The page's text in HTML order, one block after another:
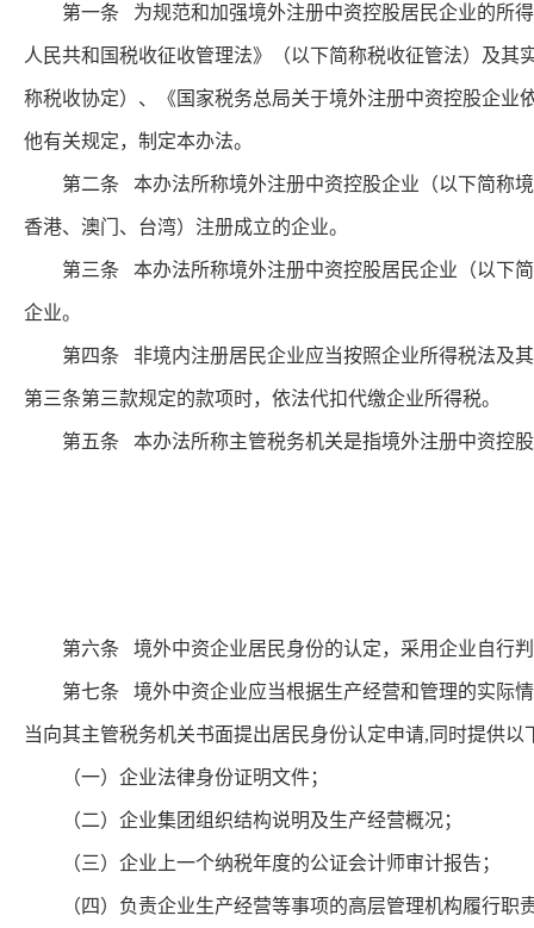
第一条 为规范和加强境外注册中资控股居民企业的所得
人民共和国税收征收管理法》（以下简称税收征管法）及
称税收协定）、《国家税务总局关于境外注册中资控股企业
他有关规定，制定本办法。
第二条 本办法所称境外注册中资控股企业（以下简称境
香港、澳门、台湾）注册成立的企业。
第三条 本办法所称境外注册中资控股居民企业（以下简
企业。
第四条 非境内注册居民企业应当按照企业所得税法及其
第三条第三款规定的款项时，依法代扣代缴企业所得税。
第五条 本办法所称主管税务机关是指境外注册中资控股
第六条 境外中资企业居民身份的认定，采用企业自行判
第七条 境外中资企业应当根据生产经营和管理的实际情
当向其主管税务机关书面提出居民身份认定申请,同时提供以
（一）企业法律身份证明文件；
（二）企业集团组织结构说明及生产经营概况；
（三）企业上一个纳税年度的公证会计师审计报告；
（四）负责企业生产经营等事项的高层管理机构履行职